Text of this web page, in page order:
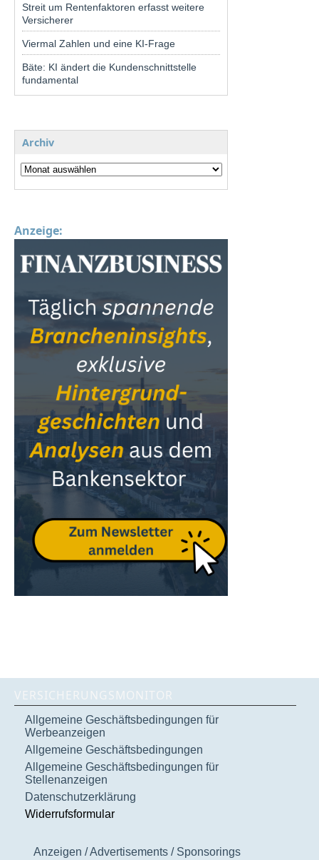
Streit um Rentenfaktoren erfasst weitere
Versicherer
Viermal Zahlen und eine KI-Frage
Bäte: KI ändert die Kundenschnittstelle
fundamental
Archiv
Anzeige:
VERSICHERUNGSMONITOR
Allgemeine Geschäftsbedingungen für
Werbeanzeigen
Allgemeine Geschäftsbedingungen
Allgemeine Geschäftsbedingungen für
Stellenanzeigen
Datenschutzerklärung
Widerrufsformular
Anzeigen / Advertisements / Sponsorings